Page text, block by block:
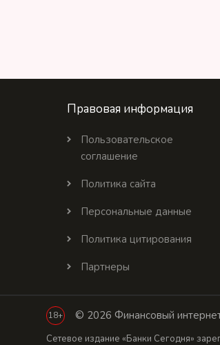
Правовая информация
Пользовательское
соглашение
Политика сайта
Персональные данные
Политика цитирования
Партнеры
18+ © 2026 Финансовый
Сетевое издание «Банки Сегодня»